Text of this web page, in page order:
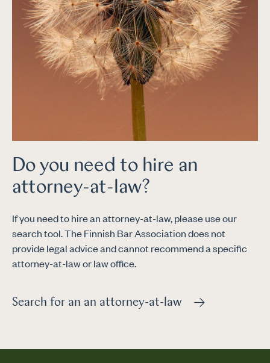
Do you need to hire an
attorney-at-law?
If you need to hire an attorney-at-law, please use our
search tool. The Finnish Bar Association does not
provide legal advice and cannot recommend a specific
attorney-at-law or law office.
Search for an an attorney-at-law